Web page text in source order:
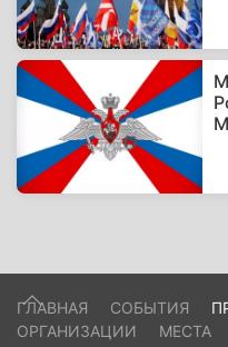
ГЛАВНАЯ СОБЫТИЯ
ОРГАНИЗАЦИИ
МЕСТА